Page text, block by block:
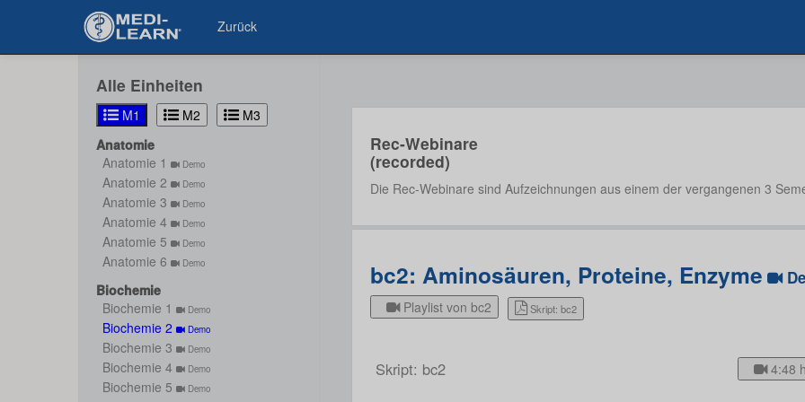
Zurück
Alle Einheiten
M1 M2
M3
Anatomie
Anatomie 1
Demo
Anatomie 2 Demo
Anatomie 3 Demo
Anatomie 4 Demo
Anatomie 5 Demo
Anatomie 6 Demo
Biochemie
Biochemie 1
Demo
Biochemie 2 Demo
Biochemie 3 Demo
Biochemie 4 Demo
Biochemie 5 Demo
Rec-Webinare
(recorded)
Die Rec-Webinare sind Aufzeichnungen aus einem der vergangenen 3
bc2: Aminosäuren, Proteine, Enzyme
Playlist von bc2 Skript: bc2
Skript: bc2 4:48